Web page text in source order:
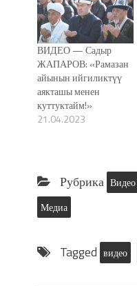
ВИДЕО — Садыр
ЖАПАРОВ: «Рамазан
айынын ийгиликтүү
аякташы менен
куттуктайм!»
21.04.2023
Рубрика Видео
Медиа
Tagged видео